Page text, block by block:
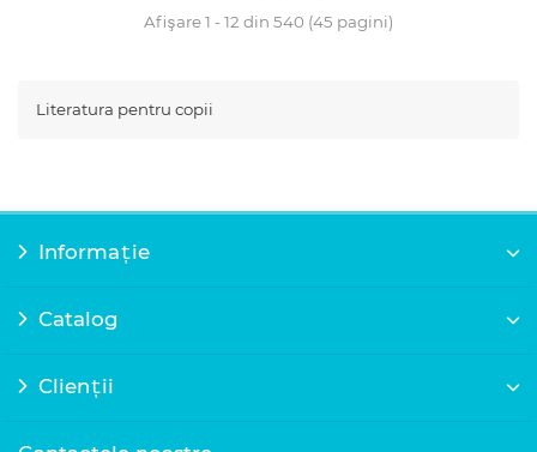
Afişare 1 - 12 din 540 (45 pagini)
Literatura pentru copii
Informație
Catalog
Clienții